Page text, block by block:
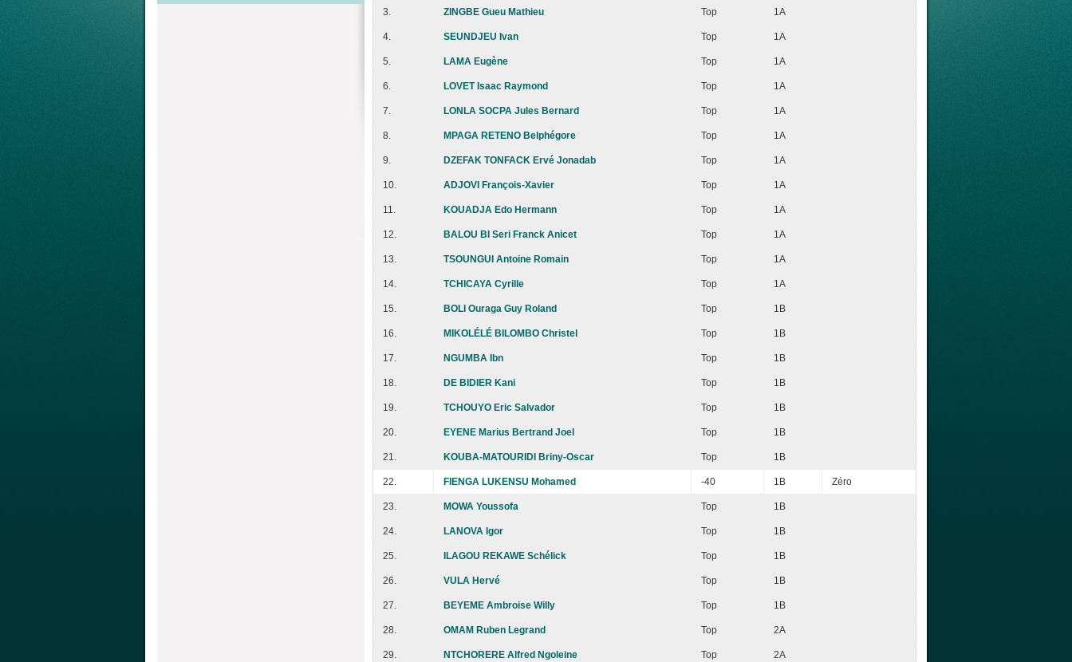
3. ZINGBE Gueu Mathieu Top 1A
4. SEUNDJEU Ivan Top 1A
5. LAMA Eugène Top 1A
6. LOVET Isaac Raymond Top 1A
7. LONLA SOCPA Jules Bernard Top 1A
8. MPAGA RETENO Belphégore Top 1A
9. DZEFAK TONFACK Ervé Jonadab Top 1A
10. ADJOVI François-Xavier Top 1A
11. KOUADJA Edo Hermann Top 1A
12. BALOU BI Seri Franck Anicet Top 1A
13. TSOUNGUI Antoine Romain Top 1A
14. TCHICAYA Cyrille Top 1A
15. BOLI Ouraga Guy Roland Top 1B
16. MIKOLÉLÉ BILOMBO Christel Top 1B
17. NGUMBA Ibn Top 1B
18. DE BIDIER Kani Top 1B
19. TCHOUYO Eric Salvador Top 1B
20. EYENE Marius Bertrand Joel Top 1B
21. KOUBA-MATOURIDI Briny-Oscar Top 1B
22. FIENGA LUKENSU Mohamed -40 1B Zéro
23. MOWA Youssofa Top 1B
24. LANOVA Igor Top 1B
25. ILAGOU REKAWE Schélick Top 1B
26. VULA Hervé Top 1B
27. BEYEME Ambroise Willy Top 1B
28. OMAM Ruben Legrand Top 2A
29. NTCHORERE Alfred Ngoleine Top 2A